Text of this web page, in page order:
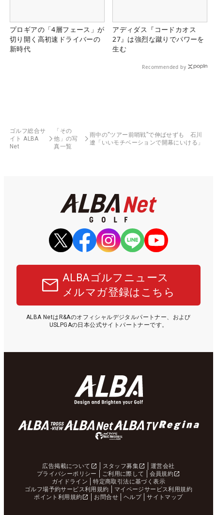
プロギアの「4層フェース」が
切り開く高初速ドライバーの
新時代
アディダス『コードカオス
27』は強烈な蹴りでパワーを
生む
Recommended by
ゴルフ総合サ
イト ALBA
Net
「その
他」の写
真一覧
雨中の“ツアー前哨戦”で伸ばせずも 石川
遼「いいモチベーションで開幕にいける」
ALBAゴルフニュース
メルマガ登録はこちら
ALBA NetはR&Aのオフィシャルデジタルパートナー、および
USLPGAの日本公式サイトパートナーです。
広告掲載について スタッフ募集
運営会社
プライバシーポリシー
ご利用に際して
会員規約
ガイドライン
特定商取引法に基づく表示
ゴルフ場予約サービス利用規約
マイページサービス利用規約
ポイント利用規約
お問合せ ヘルプ サイトマップ